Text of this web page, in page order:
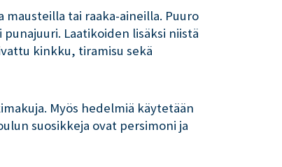
tai raaka-aineilla. Puuro
Laatikoiden lisäksi niistä
kinkku, tiramisu sekä
Myös hedelmiä käytetään
suosikkeja ovat persimoni ja